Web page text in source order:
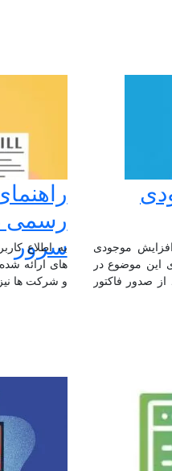
موجودی
این موضوع در
صدور فاکتور
رسمی
سرور
به اطلاع
های ارائه
و شرکت ها نیز